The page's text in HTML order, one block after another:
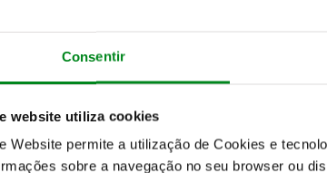
Consentir
website utiliza cookies
Website permite a utilização de Cookies e
sobre a navegação no seu browser ou
Kia